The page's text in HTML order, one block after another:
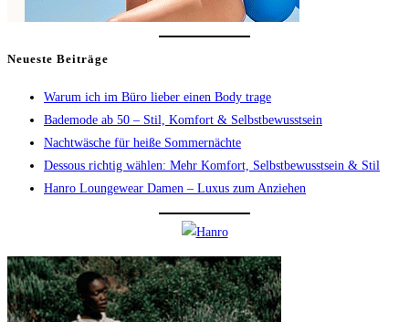
Neueste Beiträge
Warum ich im Büro lieber einen Body trage
Bademode ab 50 – Stil, Komfort & Selbstbewusstsein
Nachtwäsche für heiße Sommernächte
Dessous richtig wählen: Mehr Komfort, Selbstbewusstsein & Stil
Hanro Loungewear Damen – Luxus zum Anziehen